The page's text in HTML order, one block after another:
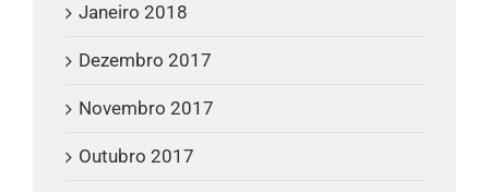
Janeiro 2018
Dezembro 2017
Novembro 2017
Outubro 2017